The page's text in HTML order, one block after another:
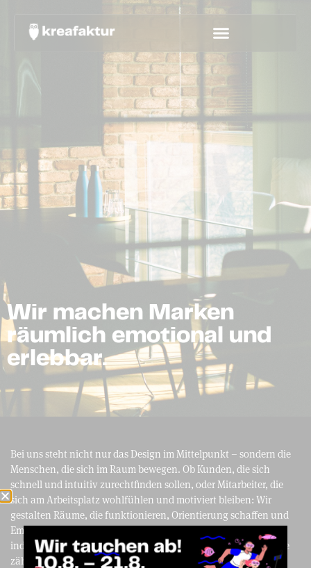
Wir machen Marken
räumlich emotional und
erlebbar.
Bei uns steht nicht nur das Design im Mittelpunkt – sondern die
Menschen, die sich im Raum bewegen. Ob Kunden, die sich
schnell und intuitiv zurechtfinden sollen, oder Mitarbeiter, die
sich am Arbeitsplatz wohlfühlen und motiviert bleiben: Wir
gestalten Räume, die funktionieren, Orientierung schaffen und
Emotionen auslösen. Unsere Konzepte sind durchdacht,
individuell und immer mit Blick auf den Nutzen. Denn am Ende
zählt nicht nur, wie es aussieht – sondern wie es wirkt.